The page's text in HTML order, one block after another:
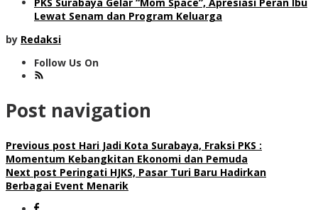
Lewat Senam dan Program Keluarga
by Redaksi
Follow Us On
Post navigation
Previous post Hari Jadi Kota Surabaya, Fraksi PKS :
Momentum Kebangkitan Ekonomi dan Pemuda
Next post Peringati HJKS, Pasar Turi Baru Hadirkan
Berbagai Event Menarik